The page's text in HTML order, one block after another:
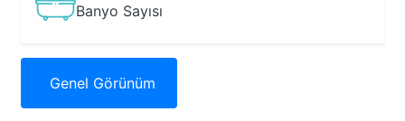
Banyo Sayısı
Genel Görünüm